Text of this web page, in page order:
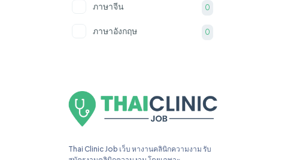
ภาษาจีน 0
ภาษาอังกฤษ 0
Ai 0
Thai Clinic Job เว็บ หางานคลินิกความงาม รับ